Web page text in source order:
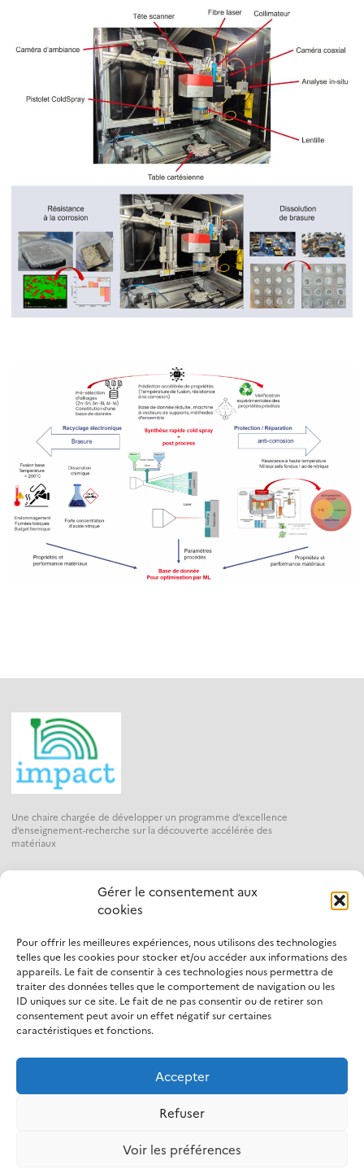
Gérer le consentement aux
cookies
Pour offrir les meilleures expériences, nous utilisons des technologies
telles que les cookies pour stocker et/ou accéder aux informations des
appareils. Le fait de consentir à ces technologies nous permettra de
traiter des données telles que le comportement de navigation ou les
ID uniques sur ce site. Le fait de ne pas consentir ou de retirer son
consentement peut avoir un effet négatif sur certaines
caractéristiques et fonctions.
Accepter
Refuser
Voir les préférences
Une chaire chargée de développer un programme d’excellence
d’enseignement-recherche sur la découverte accélérée des
matériaux
Politique d’utilisation des cookies